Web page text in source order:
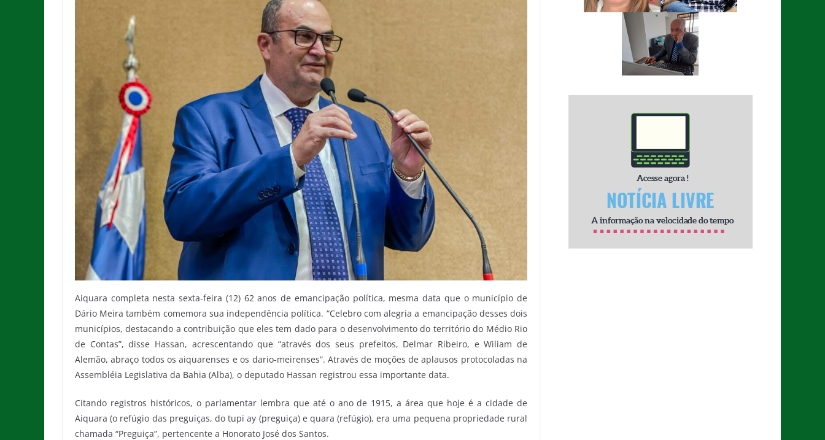
Aiquara completa nesta sexta-feira (12) 62 anos de emancipação política, mesma data que o município de
Dário Meira também comemora sua independência política. “Celebro com alegria a emancipação desses dois
municípios, destacando a contribuição que eles tem dado para o desenvolvimento do território do Médio Rio
de Contas”, disse Hassan, acrescentando que “através dos seus prefeitos, Delmar Ribeiro, e Wiliam de
Alemão, abraço todos os aiquarenses e os dario-meirenses”. Através de moções de aplausos protocoladas na
Assembléia Legislativa da Bahia (Alba), o deputado Hassan registrou essa importante data.
Citando registros históricos, o parlamentar lembra que até o ano de 1915, a área que hoje é a cidade de
Aiquara (o refúgio das preguiças, do tupi ay (preguiça) e quara (refúgio), era uma pequena propriedade rural
chamada “Preguiça”, pertencente a Honorato José dos Santos.